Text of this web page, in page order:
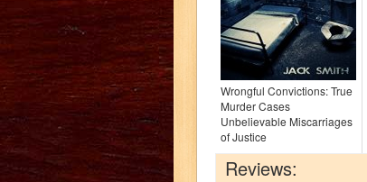
Wrongful Convictions: True
Murder Cases
Unbelievable Miscarriages
of Justice
Reviews: